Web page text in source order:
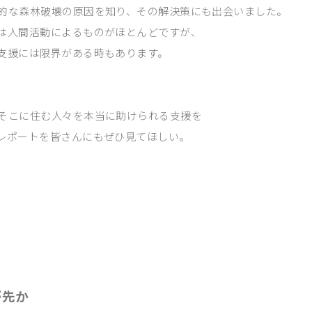
森林破壊の原因を知り、その解決策にも出会いました。
間活動によるものがほとんどですが、
には限界がある時もあります。
こに住む人々を本当に助けられる支援を
ートを皆さんにもぜひ見てほしい。
か